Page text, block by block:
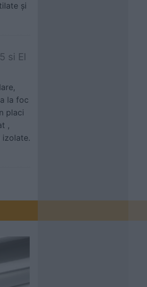
şi
si EI
la foc
placi
,
izolate.